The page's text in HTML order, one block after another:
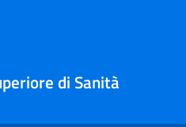
di Sanità